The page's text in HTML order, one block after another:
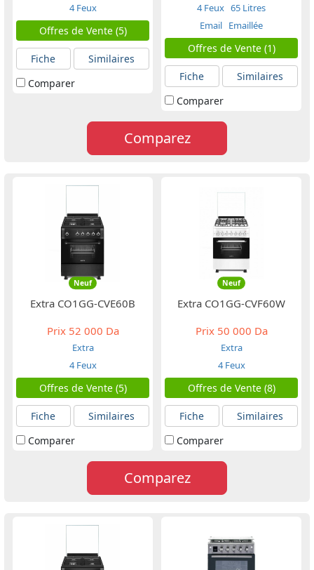
4 Feux
Offres de Vente (5)
Fiche
Similaires
Comparer
4 Feux 65 Litres
Email Emaillée
Offres de Vente (1)
Fiche
Similaires
Comparer
Comparez
Neuf
Extra CO1GG-CVE60B
Prix52 000 Da
Extra
4 Feux
Offres de Vente (5)
Fiche
Similaires
Comparer
Neuf
Extra CO1GG-CVF60W
Prix50 000 Da
Extra
4 Feux
Offres de Vente (8)
Fiche
Similaires
Comparer
Comparez